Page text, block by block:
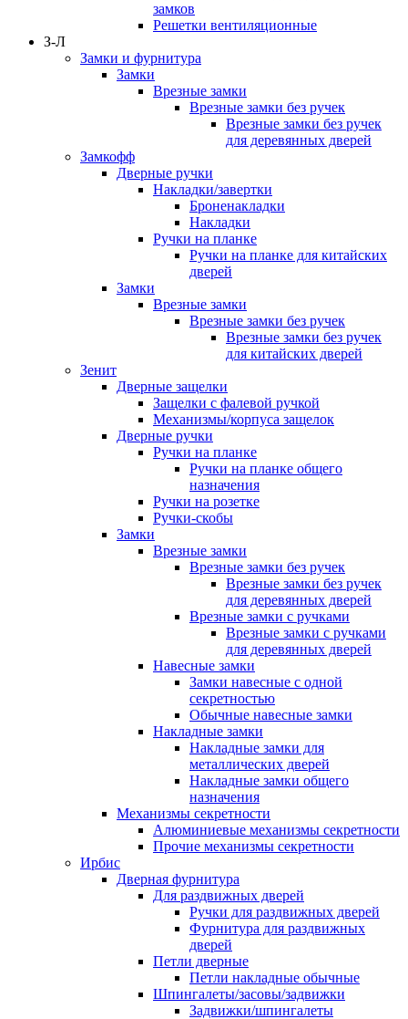
замков
Решетки вентиляционные
З-Л
Замки и фурнитура
Замки
Врезные замки
Врезные замки без ручек
Врезные замки без ручек
для деревянных дверей
Замкофф
Дверные ручки
Накладки/завертки
Броненакладки
Накладки
Ручки на планке
Ручки на планке для китайских
дверей
Замки
Врезные замки
Врезные замки без ручек
Врезные замки без ручек
для китайских дверей
Зенит
Дверные защелки
Защелки с фалевой ручкой
Механизмы/корпуса защелок
Дверные ручки
Ручки на планке
Ручки на планке общего
назначения
Ручки на розетке
Ручки-скобы
Замки
Врезные замки
Врезные замки без ручек
Врезные замки без ручек
для деревянных дверей
Врезные замки с ручками
Врезные замки с ручками
для деревянных дверей
Навесные замки
Замки навесные с одной
секретностью
Обычные навесные замки
Накладные замки
Накладные замки для
металлических дверей
Накладные замки общего
назначения
Механизмы секретности
Алюминиевые механизмы секретности
Прочие механизмы секретности
Ирбис
Дверная фурнитура
Для раздвижных дверей
Ручки для раздвижных дверей
Фурнитура для раздвижных
дверей
Петли дверные
Петли накладные обычные
Шпингалеты/засовы/задвижки
Задвижки/шпингалеты